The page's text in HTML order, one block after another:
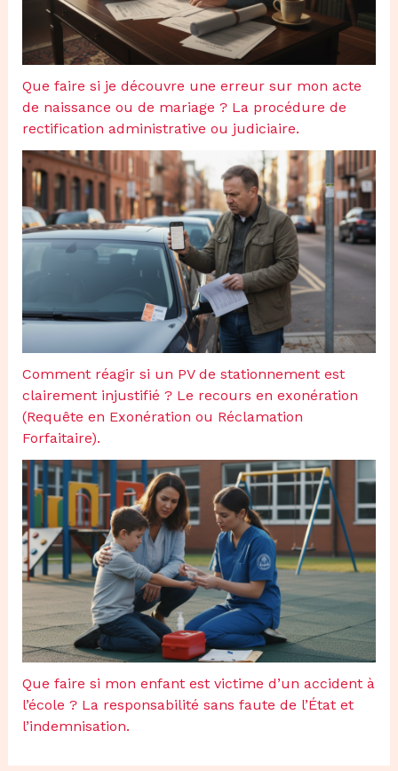
Que faire si je découvre une erreur sur mon acte
de naissance ou de mariage ? La procédure de
rectification administrative ou judiciaire.
Comment réagir si un PV de stationnement est
clairement injustifié ? Le recours en exonération
(Requête en Exonération ou Réclamation
Forfaitaire).
Que faire si mon enfant est victime d’un accident à
l’école ? La responsabilité sans faute de l’État et
l’indemnisation.